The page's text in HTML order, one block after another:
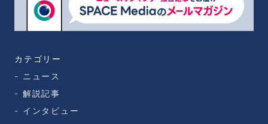
カテゴリー
ニュース
解説記事
インタビュー